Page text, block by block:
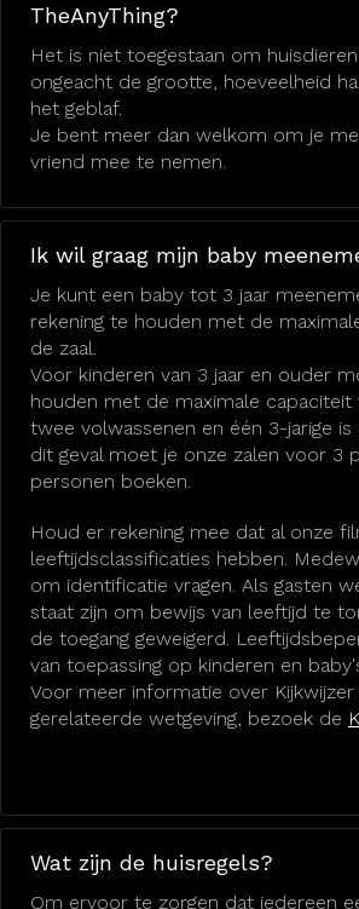
TheAnyThing?
Het is niet toegestaan om
ongeacht de grootte, hoeveelheid
het geblaf.
Je bent meer dan welkom om je
vriend mee te nemen.
Ik wil graag mijn baby
Je kunt een baby tot 3 jaar
rekening te houden met de
de zaal.
Voor kinderen van 3 jaar en ouder
houden met de maximale capaciteit
twee volwassenen en één 3-jarige
dit geval moet je onze zalen voor 3
personen boeken.
Houd er rekening mee dat al onze
leeftijdsclassificaties hebben.
om identificatie vragen. Als gasten
staat zijn om bewijs van leeftijd te
de toegang geweigerd.
van toepassing op kinderen en
Voor meer informatie over Kijkwijzer
gerelateerde wetgeving, bezoek de
Wat zijn de huisregels?
Om ervoor te zorgen dat iedereen